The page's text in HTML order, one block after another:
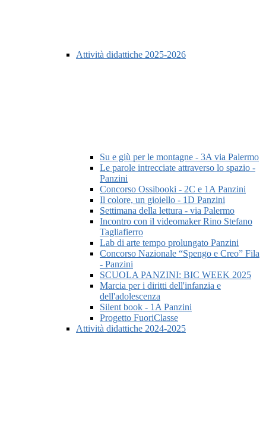
Attività didattiche 2025-2026
Su e giù per le montagne - 3A via Palermo
Le parole intrecciate attraverso lo spazio -
Panzini
Concorso Ossibooki - 2C e 1A Panzini
Il colore, un gioiello - 1D Panzini
Settimana della lettura - via Palermo
Incontro con il videomaker Rino Stefano
Tagliafierro
Lab di arte tempo prolungato Panzini
Concorso Nazionale “Spengo e Creo” Fila
- Panzini
SCUOLA PANZINI: BIC WEEK 2025
Marcia per i diritti dell'infanzia e
dell'adolescenza
Silent book - 1A Panzini
Progetto FuoriClasse
Attività didattiche 2024-2025